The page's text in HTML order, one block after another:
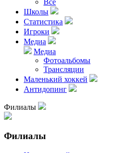
Школы
Статистика
Игроки
Медиа
Медиа
Фотоальбомы
Трансляции
Маленький хоккей
Антидопинг
Филиалы
Филиалы